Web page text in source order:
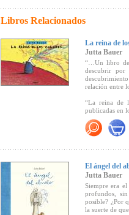
Libros Relacionados
La reina de
Jutta Bauer
“…Un libro
descubrir
relación entre
“La reina de
publicadas en
“… Es un
(Cuadernos
"...El trazo
poco a poco
redonda"
El ángel del
Jutta Bauer
Siempre era
profundos,
posible? ¿Por
la suerte de